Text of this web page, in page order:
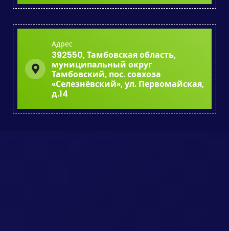
Адрес
392550, Тамбовская область,
муниципальный округ
Тамбовский, пос. совхоза
«Селезнёвский», ул. Первомайская,
д.14